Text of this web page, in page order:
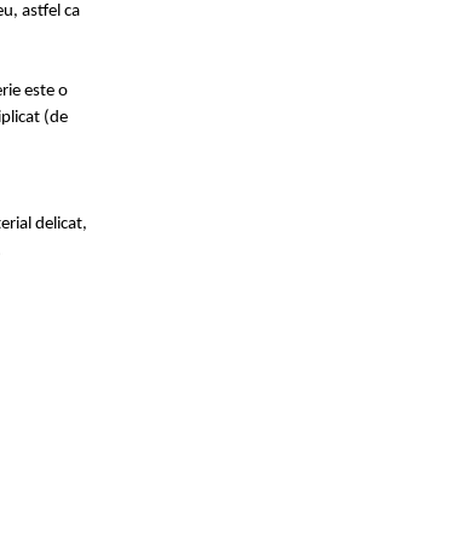
astfel ca
este o
(de
delicat,